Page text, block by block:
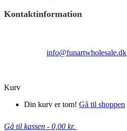
Kontaktinformation
info@funartwholesale.dk
Kurv
Din kurv er tom! Gå til shoppen
Gå til kassen - 0,00 kr.